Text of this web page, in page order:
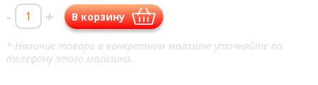
- + В корзину
* Наличие товара в конкретном магазине уточняйте по
телефону этого магазина.